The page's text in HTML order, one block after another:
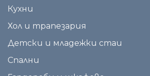
Кухни
Хол и трапезария
Детски и младежки стаи
Спални